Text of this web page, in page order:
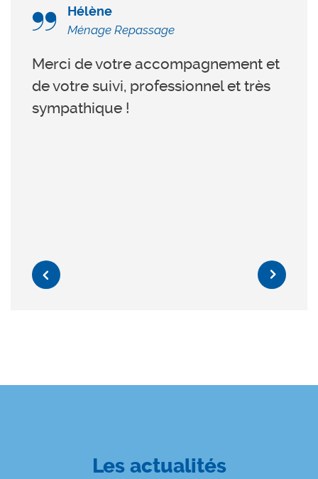
Hélène
Ménage Repassage
Merci de votre accompagnement et
de votre suivi, professionnel et très
sympathique !
Les actualités